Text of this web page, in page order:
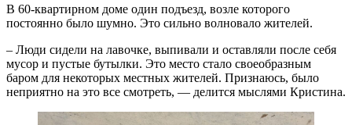
В 60-квартирном доме один подъезд, возле которого
постоянно было шумно. Это сильно волновало жителей.
– Люди сидели на лавочке, выпивали и оставляли после себя
мусор и пустые бутылки. Это место стало своеобразным
баром для некоторых местных жителей. Признаюсь, было
неприятно на это все смотреть, — делится мыслями Кристина.